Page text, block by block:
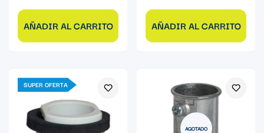
AÑADIR AL CARRITO AÑADIR AL CARRITO
SUPER OFERTA
AGOTADO